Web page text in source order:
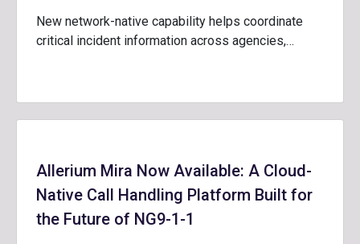
New network-native capability helps coordinate
critical incident information across agencies,…
Allerium Mira Now Available: A Cloud-
Native Call Handling Platform Built for
the Future of NG9-1-1